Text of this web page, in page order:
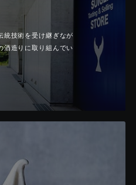
統技術を受け継ぎなが
酒造りに取り組んでい